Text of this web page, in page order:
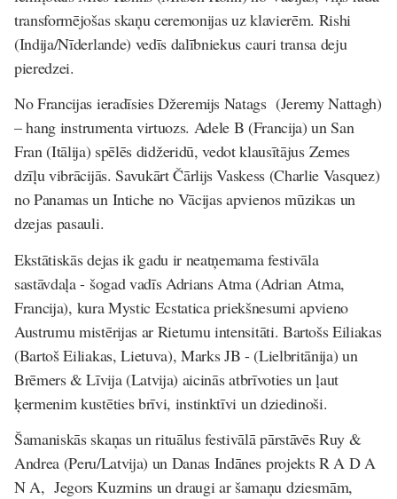
transformējošas skaņu ceremonijas uz klavierēm. Rishi
(Indija/Nīderlande) vedīs dalībniekus cauri transa deju
pieredzei.
No Francijas ieradīsiesDžeremijs Natags(Jeremy Nattagh)
–hang instrumenta virtuozs. Adele B (Francija) unSan
Fran(Itālija) spēlēs didžeridū, vedot klausītājus Zemes
dzīļu vibrācijās. SavukārtČārlijs Vaskess (Charlie Vasquez)
no Panamas un Intiche no Vācijas apvienos mūzikas un
dzejas pasauli.
Ekstātiskās dejas ik gadu ir neatņemama festivāla
sastāvdaļa - šogad vadīs Adrians Atma (Adrian Atma,
Francija), kuraMystic Ecstaticapriekšnesumi apvieno
Austrumu mistērijas ar Rietumu intensitāti. Bartošs Eiliakas
(Bartoš Eiliakas,Lietuva),Marks JB - (Lielbritānija) un
Brēmers & Līvija(Latvija) aicinās atbrīvoties un ļaut
ķermenim kustēties brīvi, instinktīvi un dziedinoši.
Šamaniskās skaņas un rituālus festivālā pārstāvēsRuy &
Andrea (Peru/Latvija) un Danas Indānes projektsR A D A
N A, Jegors Kuzmins un draugiar šamaņu dziesmām,